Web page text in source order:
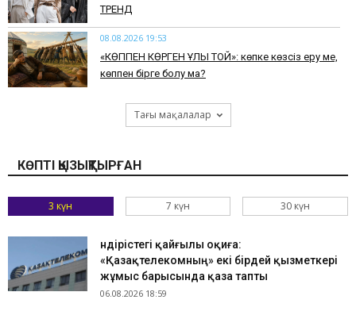
ТРЕНД
08.08.2026 19:53
​«КӨППЕН КӨРГЕН ҰЛЫ ТОЙ»: көпке көзсіз еру ме,
көппен бірге болу ма?
Тағы мақалалар
КӨПТІ ҚЫЗЫҚТЫРҒАН
3 күн 7 күн 30 күн
Өндірістегі қайғылы оқиға:
«Қазақтелекомның» екі бірдей қызметкері
жұмыс барысында қаза тапты
06.08.2026 18:59